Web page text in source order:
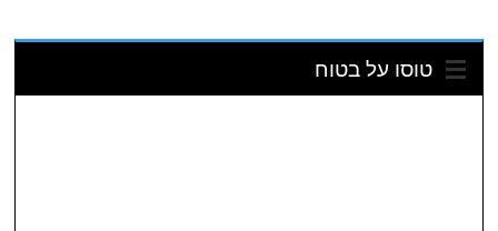
טוסו על בטוח